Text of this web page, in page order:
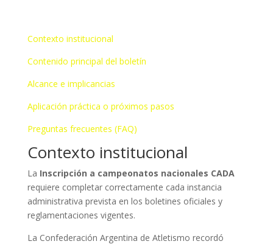
Contexto institucional
Contenido principal del boletín
Alcance e implicancias
Aplicación práctica o próximos pasos
Preguntas frecuentes (FAQ)
Contexto institucional
La Inscripción a campeonatos nacionales CADA
requiere completar correctamente cada instancia
administrativa prevista en los boletines oficiales y
reglamentaciones vigentes.
La Confederación Argentina de Atletismo recordó